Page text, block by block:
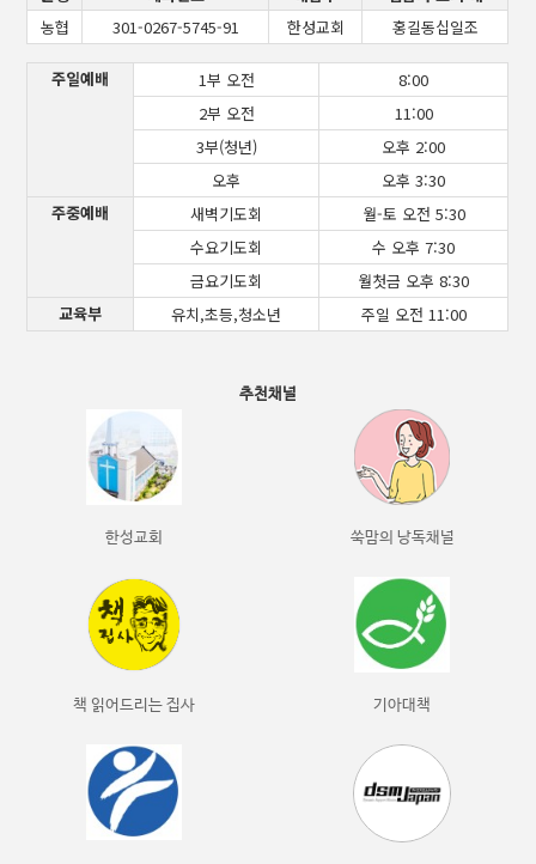
농협
301-0267-5745-91 한성교회 홍길동십일조
주일예배 1부 오전
8:00
2부 오전
11:00
3부(청년)
오후 2:00
오후
오후 3:30
주중예배
새벽기도회
월-토 오전 5:30
수요기도회
수 오후 7:30
금요기도회
월첫금 오후 8:30
교육부
유치,초등,청소년 주일 오전 11:00
추천채널
한성교회 쑥맘의 낭독채널
책 읽어드리는 집사 기아대책